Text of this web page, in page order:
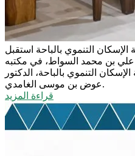
التنموي بالباحة استقبل
علي بن محمد السواط، في مكتبه
التنموي بالباحة، الدكتور
عوض بن موسى الغامدي.
قراءة المزيد